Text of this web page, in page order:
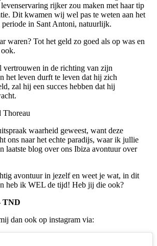
rijker zou maken met haar tip
Dit kwamen wij wel pas te weten aan het
in Sant Antoni, natuurlijk.
waren? Tot het geld zo goed als op was en
vertrouwen in de richting van zijn
het leven durft te leven dat hij zich
zal hij een succes hebben dat hij
waarheid geweest, want deze
ons naar het echte paradijs, waar ik jullie
laatste blog over ons Ibiza avontuur over
avontuur in jezelf en weet je wat, in dit
heb ik WEL de tijd! Heb jij die ook?
TND
dan ook op instagram via: